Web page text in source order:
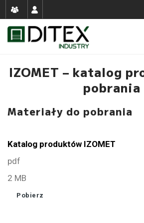
IZOMET – katalog
pobrania
Materiały do pobrania
Katalog produktów IZOMET
pdf
2 MB
Pobierz